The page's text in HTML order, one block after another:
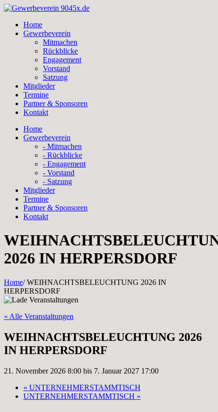
Skip
contentHome
Gewerbeverein
Mitmachen
Rückblicke
Engagement
Vorstand
Satzung
Mitglieder
Termine
Partner & Sponsoren
Kontakt
Home
Gewerbeverein
- Mitmachen
- Rückblicke
- Engagement
- Vorstand
- Satzung
Mitglieder
Termine
Partner & Sponsoren
Kontakt
2026 IN HERPERSDORF
Home/WEIHNACHTSBELEUCHTUNG 2026 IN
HERPERSDORF
« Alle Veranstaltungen
WEIHNACHTSBELEUCHTUNG 2026
IN HERPERSDORF
21. November 2026 8:00 bis 7. Januar 2027 17:00
« UNTERNEHMERSTAMMTISCH
UNTERNEHMERSTAMMTISCH »